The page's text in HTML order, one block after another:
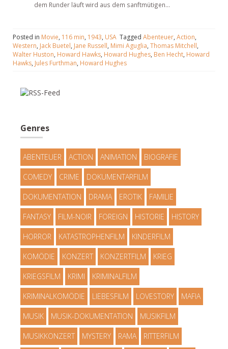
dem Runder läuft wird aus dem sanftmütigen...
Posted in Movie, 116 min, 1943, USA Tagged Abenteuer, Action,
Western, Jack Buetel, Jane Russell, Mimi Aguglia, Thomas Mitchell,
Walter Huston, Howard Hawks, Howard Hughes, Ben Hecht, Howard
Hawks, Jules Furthman, Howard Hughes
Genres
ABENTEUER ACTION ANIMATION BIOGRAFIE
COMEDY CRIME DOKUMENTARFILM
DOKUMENTATION DRAMA EROTIK FAMILIE
FANTASY FILM-NOIR FOREIGN HISTORIE HISTORY
HORROR KATASTROPHENFILM KINDERFILM
KOMÖDIE KONZERT KONZERTFILM KRIEG
KRIEGSFILM KRIMI KRIMINALFILM
KRIMINALKOMÖDIE LIEBESFILM LOVESTORY MAFIA
MUSIK MUSIK-DOKUMENTATION MUSIKFILM
MUSIKKONZERT MYSTERY RAMA RITTERFILM